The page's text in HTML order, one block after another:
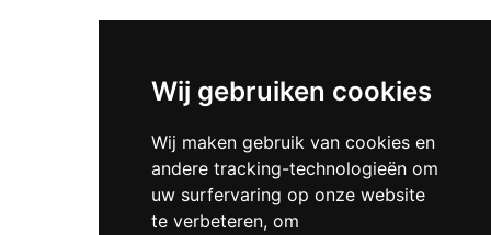
Wij gebruiken cookies
Wij maken gebruik van cookies en
andere tracking-technologieën om
uw surfervaring op onze website
te verbeteren, om